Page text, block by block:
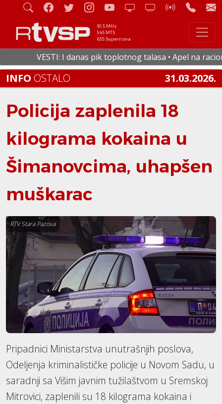
91.5 MHz
545 MTS
655 Supernova
VESTI: I danas pik toplotnog talasa • Apel na
INFO OSTALO 31.03.2026.
Policija zaplenila 18
kilograma kokaina u
Šimanovcima, uhapšen
muškarac
RTV Stara Pazova
Pripadnici Ministarstva unutrašnjih poslova,
Odeljenja kriminalističke policije u Novom Sadu, u
saradnji sa Višim javnim tužilaštvom u Sremskoj
Mitrovici, zaplenili su 18 kilograma kokaina i